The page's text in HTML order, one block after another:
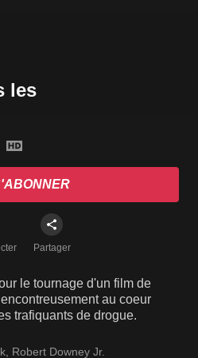
Partager
le tournage d'un film de
au coeur
trafiquants de drogue.
, Robert Downey Jr.